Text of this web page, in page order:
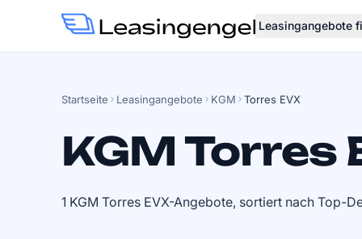
Leasingangebote
Startseite Leasingangebote KGM Torres EVX
KGM Torres
1 KGM Torres EVX-Angebote, sortiert nach Top-